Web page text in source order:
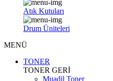
Atık Kutuları
Drum Üniteleri
MENÜ
TONER
TONER GERİ
Muadil Toner